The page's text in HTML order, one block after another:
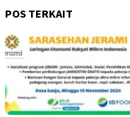
POS TERKAIT